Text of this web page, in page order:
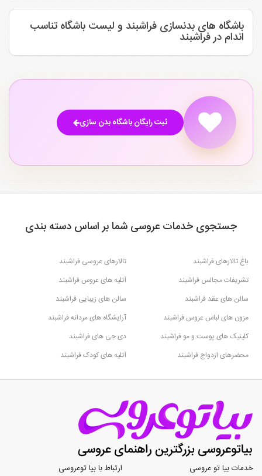
باشگاه های بدنسازی فراشبند و لیست باشگاه تناسب
اندام در فراشبند
ثبت رایگان باشگاه بدن سازی
جستجوی خدمات عروسی شما بر اساس دسته بندی
باغ تالارهای فراشبند
تالارهای عروسی فراشبند
تشریفات مجالس فراشبند
آتلیه های عروس فراشبند
سالن های عقد فراشبند
سالن های زیبایی فراشبند
مزون های لباس عروس فراشبند
آرایشگاه های مردانه فراشبند
کلینیک های پوست و مو فراشبند
دی جی های فراشبند
محضرهای ازدواج فراشبند
آتلیه های کودک فراشبند
خدمات بیا تو عروسی ارتباط با بیا توعروسی